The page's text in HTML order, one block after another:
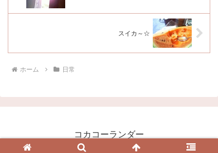
スイカ～☆
ホーム 日常
コカコーランダー
© 2003 コカコーランダー.